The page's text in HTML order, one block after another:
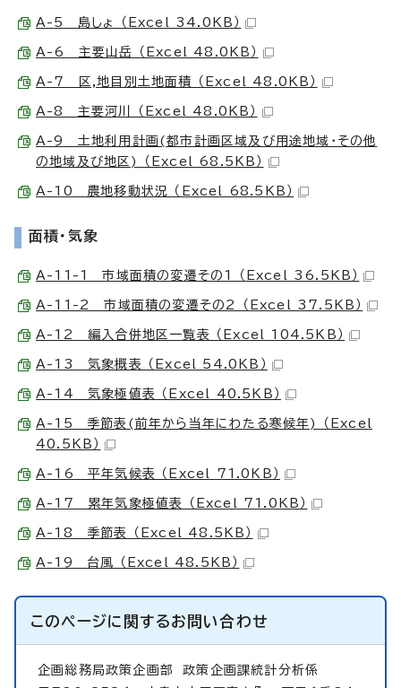
A-5 島しょ （Excel 34.0KB）
A-6 主要山岳 （Excel 48.0KB）
A-7 区,地目別土地面積 （Excel 48.0KB）
A-8 主要河川 （Excel 48.0KB）
A-9 土地利用計画(都市計画区域及び用途地域・その他
の地域及び地区) （Excel 68.5KB）
A-10 農地移動状況 （Excel 68.5KB）
面積・気象
A-11-1 市域面積の変遷その1 （Excel 36.5KB）
A-11-2 市域面積の変遷その2 （Excel 37.5KB）
A-12 編入合併地区一覧表 （Excel 104.5KB）
A-13 気象概表 （Excel 54.0KB）
A-14 気象極値表 （Excel 40.5KB）
A-15 季節表(前年から当年にわたる寒候年) （Excel
40.5KB）
A-16 平年気候表 （Excel 71.0KB）
A-17 累年気象極値表 （Excel 71.0KB）
A-18 季節表 （Excel 48.5KB）
A-19 台風 （Excel 48.5KB）
このページに関するお問い合わせ
企画総務局政策企画部政策企画課統計分析係